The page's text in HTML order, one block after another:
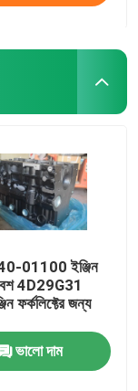
01100 ইঞ্জিন
4D29G31
ফর্কলিফ্টের জন্য
ভালো দাম